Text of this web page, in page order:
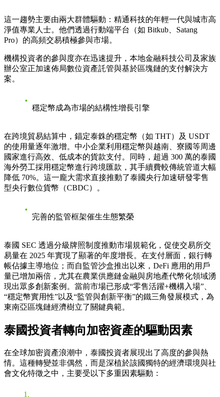
這一趨勢主要由兩大群體驅動：精通科技的年輕一代與城市高
淨值專業人士。他們透過行動端平台（如 Bitkub、Satang
Pro）的高頻交易積極參與市場。
機構投資者的參與度亦在迅速提升，本地金融科技公司及家族
辦公室正加速佈局數位資產託管與基於區塊鏈的支付解決方
案。
穩定幣成為市場的結構性增長引擎
在跨境貿易結算中，錨定泰銖的穩定幣（如 THT）及 USDT
的使用量逐年激增。中小企業利用穩定幣與越南、寮國等周邊
國家進行高效、低成本的貨款支付。同時，超過 300 萬的泰國
海外勞工採用穩定幣進行跨境匯款，其手續費較傳統管道大幅
降低 70%。這一龐大需求直接推動了泰國央行加速研發零售
型央行數位貨幣（CBDC）。
完善的監管框架催生生態繁榮
泰國 SEC 透過分級牌照制度推動市場規範化，促使交易所交
易量在 2025 年實現了顯著的年度增長。在支付層面，銀行轉
帳佔據主導地位；而自監管沙盒推出以來，DeFi 應用的用戶
量已增加兩倍，尤其在農業供應鏈金融與房地產代幣化領域湧
現出眾多創新案例。當前市場已形成“零售活躍+機構入場”、
“穩定幣實用性”以及“監管與創新平衡”的鐵三角發展模式，為
東南亞區塊鏈經濟樹立了關鍵典範。
泰國投資者轉向加密資產的驅動因素
在全球加密資產浪潮中，泰國投資者展現出了高度的參與熱
情。這種轉變並非偶然，而是深植於該國獨特的經濟環境與社
會文化特徵之中，主要受以下多重因素驅動：